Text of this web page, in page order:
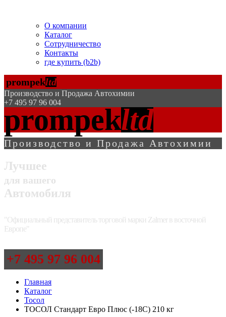
О компании
Каталог
Сотрудничество
Контакты
где купить (b2b)
prompekltd
Производство и Продажа Автохимии
+7 495 97 96 004
prompekltd
Производство и Продажа Автохимии
Лучшее
для вашего
Автомобиля
"Официальный представитель торговой марки Zalmer в восточной
Европе"
+7 495 97 96 004
Главная
Каталог
Тосол
ТОСОЛ Стандарт Евро Плюс (-18С) 210 кг